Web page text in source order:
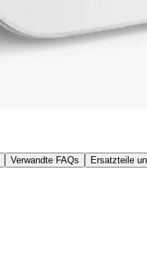
Verwandte FAQs Ersatzteile